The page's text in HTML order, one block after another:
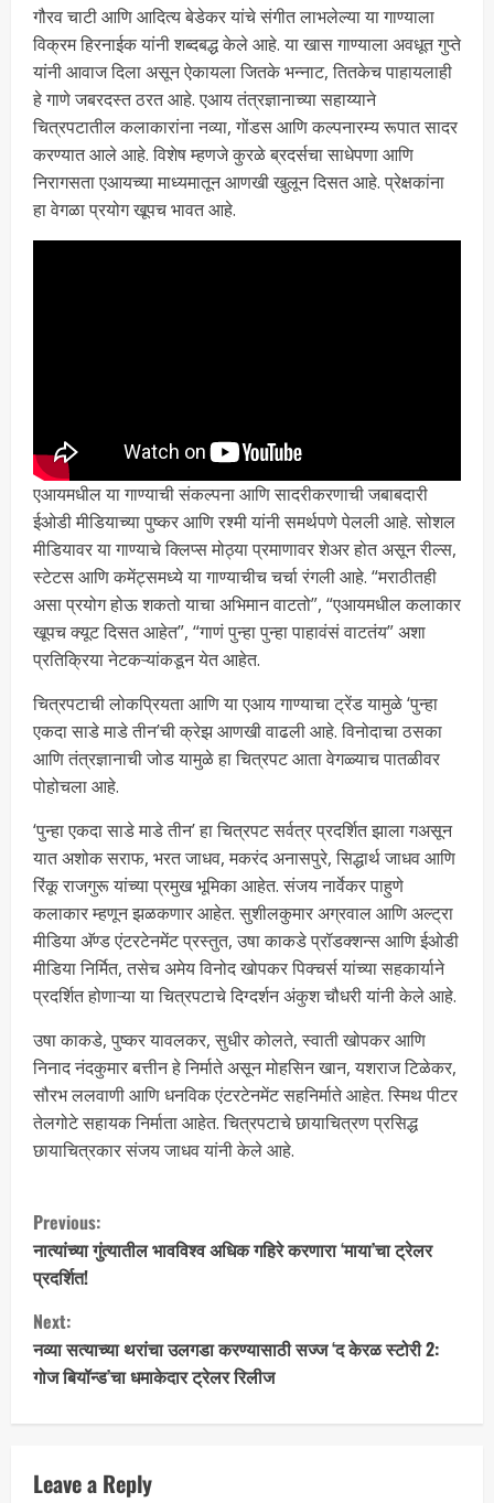
गौरव चाटी आणि आदित्य बेडेकर यांचे संगीत लाभलेल्या या गाण्याला
विक्रम हिरनाईक यांनी शब्दबद्ध केले आहे. या खास गाण्याला अवधूत गुप्ते
यांनी आवाज दिला असून ऐकायला जितके भन्नाट, तितकेच पाहायलाही
हे गाणे जबरदस्त ठरत आहे. एआय तंत्रज्ञानाच्या सहाय्याने
चित्रपटातील कलाकारांना नव्या, गोंडस आणि कल्पनारम्य रूपात सादर
करण्यात आले आहे. विशेष म्हणजे कुरळे ब्रदर्सचा साधेपणा आणि
निरागसता एआयच्या माध्यमातून आणखी खुलून दिसत आहे. प्रेक्षकांना
हा वेगळा प्रयोग खूपच भावत आहे.
एआयमधील या गाण्याची संकल्पना आणि सादरीकरणाची जबाबदारी
ईओडी मीडियाच्या पुष्कर आणि रश्मी यांनी समर्थपणे पेलली आहे. सोशल
मीडियावर या गाण्याचे क्लिप्स मोठ्या प्रमाणावर शेअर होत असून रील्स,
स्टेटस आणि कमेंट्समध्ये या गाण्याचीच चर्चा रंगली आहे. “मराठीतही
असा प्रयोग होऊ शकतो याचा अभिमान वाटतो”, “एआयमधील कलाकार
खूपच क्यूट दिसत आहेत”, “गाणं पुन्हा पुन्हा पाहावंसं वाटतंय” अशा
प्रतिक्रिया नेटकऱ्यांकडून येत आहेत.
चित्रपटाची लोकप्रियता आणि या एआय गाण्याचा ट्रेंड यामुळे ‘पुन्हा
एकदा साडे माडे तीन’ची क्रेझ आणखी वाढली आहे. विनोदाचा ठसका
आणि तंत्रज्ञानाची जोड यामुळे हा चित्रपट आता वेगळ्याच पातळीवर
पोहोचला आहे.
‘पुन्हा एकदा साडे माडे तीन’ हा चित्रपट सर्वत्र प्रदर्शित झाला गअसून
यात अशोक सराफ, भरत जाधव, मकरंद अनासपुरे, सिद्धार्थ जाधव आणि
रिंकू राजगुरू यांच्या प्रमुख भूमिका आहेत. संजय नार्वेकर पाहुणे
कलाकार म्हणून झळकणार आहेत. सुशीलकुमार अग्रवाल आणि अल्ट्रा
मीडिया अ‍ॅण्ड एंटरटेनमेंट प्रस्तुत, उषा काकडे प्रॉडक्शन्स आणि ईओडी
मीडिया निर्मित, तसेच अमेय विनोद खोपकर पिक्चर्स यांच्या सहकार्याने
प्रदर्शित होणाऱ्या या चित्रपटाचे दिग्दर्शन अंकुश चौधरी यांनी केले आहे.
उषा काकडे, पुष्कर यावलकर, सुधीर कोलते, स्वाती खोपकर आणि
निनाद नंदकुमार बत्तीन हे निर्माते असून मोहसिन खान, यशराज टिळेकर,
सौरभ ललवाणी आणि धनविक एंटरटेनमेंट सहनिर्माते आहेत. स्मिथ पीटर
तेलगोटे सहायक निर्माता आहेत. चित्रपटाचे छायाचित्रण प्रसिद्ध
छायाचित्रकार संजय जाधव यांनी केले आहे.
Previous:
नात्यांच्या गुंत्यातील भावविश्व अधिक गहिरे करणारा ‘माया’चा ट्रेलर
प्रदर्शित!
Next:
नव्या सत्याच्या थरांचा उलगडा करण्यासाठी सज्ज ‘द केरळ स्टोरी 2:
गोज बियॉन्ड’चा धमाकेदार ट्रेलर रिलीज
Leave a Reply